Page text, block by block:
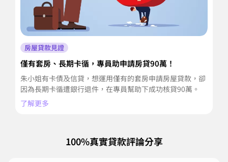
房屋貸款見證
僅有套房、長期卡循，專員助申請房貸90萬！
朱小姐有卡債及信貸，想運用僅有的套房申請房屋貸款，卻
因為長期卡循遭銀行退件，在專員幫助下成功核貸90萬。
了解更多
100%真實貸款評論分享